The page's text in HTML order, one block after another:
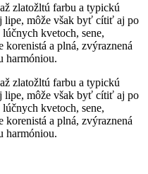
zlatožltú farbu a typickú
lipe, môže však byť cítiť aj po
kvetoch, sene,
a plná, zvýraznená
harmóniou.
zlatožltú farbu a typickú
lipe, môže však byť cítiť aj po
kvetoch, sene,
a plná, zvýraznená
harmóniou.